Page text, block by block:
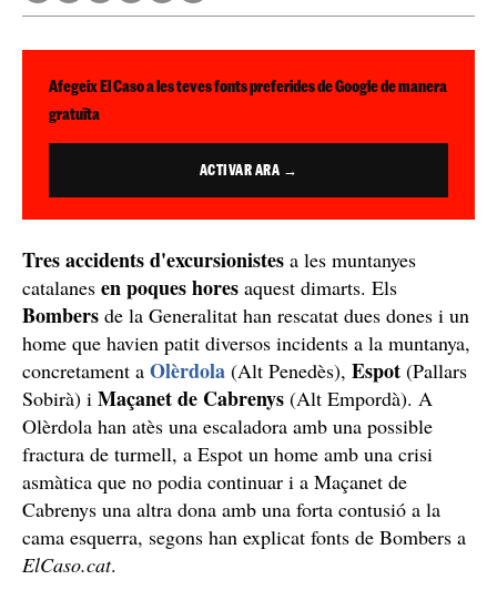
Afegeix El Caso a les teves fonts preferides de Google de manera
gratuïta
ACTIVAR ARA →
Tres accidents d'excursionistes a les muntanyes
catalanes en poques hores aquest dimarts. Els
Bombers de la Generalitat han rescatat dues dones i un
home que havien patit diversos incidents a la muntanya,
concretament a Olèrdola (Alt Penedès), Espot (Pallars
Sobirà) i Maçanet de Cabrenys (Alt Empordà). A
Olèrdola han atès una escaladora amb una possible
fractura de turmell, a Espot un home amb una crisi
asmàtica que no podia continuar i a Maçanet de
Cabrenys una altra dona amb una forta contusió a la
cama esquerra, segons han explicat fonts de Bombers a
ElCaso.cat.